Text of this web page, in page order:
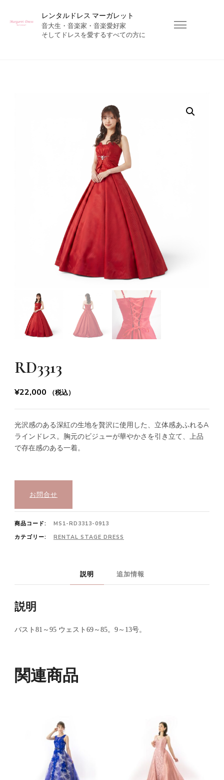
レンタルドレス マーガレット
音大生・音楽家・音楽愛好家
RD3313
¥22,000 （税込）
光沢感のある深紅の生地を贅沢に使用した、立体感あふれるA
ラインドレス。胸元のビジューが華やかさを引き立て、上品
で存在感のある一着。
お問合せ
商品コード:
MS1-RD3313-0913
カテゴリー:
RENTAL STAGE DRESS
説明 追加情報
説明
バスト81～95 ウェスト69～85。9～13号。
関連商品